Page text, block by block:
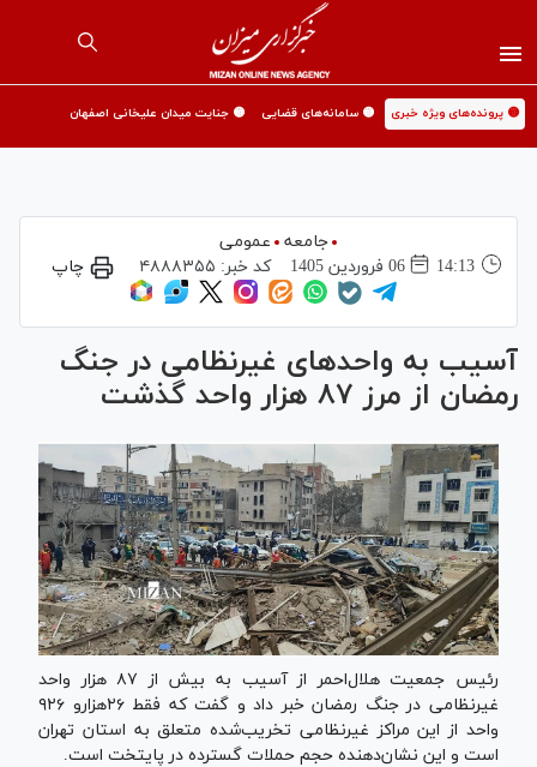
🟡 پرونده‌های ویژه خبری 🟡 سامانه‌های قضایی 🟡 جنایت میدان علیخانی اصفهان
جامعه
عمومی
14:13
06 فروردين 1405 کد خبر: ۴۸۸۸۳۵۵ چاپ
آسیب به واحد‌های غیرنظامی در جنگ
رمضان از مرز ۸۷ هزار واحد گذشت
رئیس جمعیت هلال‌احمر از آسیب به بیش از ۸۷ هزار واحد
غیرنظامی در جنگ رمضان خبر داد و گفت که فقط ۲۶هزارو ۹۲۶
واحد از این مراکز غیرنظامی تخریب‌شده متعلق به استان تهران
است و این نشان‌دهنده حجم حملات گسترده در پایتخت است.